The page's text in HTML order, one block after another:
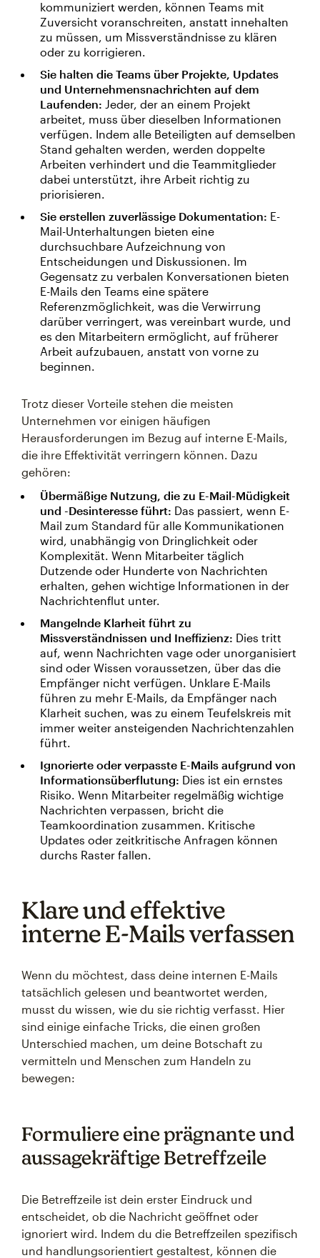
kommuniziert werden, können Teams mit
Zuversicht voranschreiten, anstatt innehalten
zu müssen, um Missverständnisse zu klären
oder zu korrigieren.
Sie halten die Teams über Projekte, Updates
und Unternehmensnachrichten auf dem
Laufenden: Jeder, der an einem Projekt
arbeitet, muss über dieselben Informationen
verfügen. Indem alle Beteiligten auf demselben
Stand gehalten werden, werden doppelte
Arbeiten verhindert und die Teammitglieder
dabei unterstützt, ihre Arbeit richtig zu
priorisieren.
Sie erstellen zuverlässige Dokumentation: E-
Mail-Unterhaltungen bieten eine
durchsuchbare Aufzeichnung von
Entscheidungen und Diskussionen. Im
Gegensatz zu verbalen Konversationen bieten
E-Mails den Teams eine spätere
Referenzmöglichkeit, was die Verwirrung
darüber verringert, was vereinbart wurde, und
es den Mitarbeitern ermöglicht, auf früherer
Arbeit aufzubauen, anstatt von vorne zu
beginnen.
Trotz dieser Vorteile stehen die meisten
Unternehmen vor einigen häufigen
Herausforderungen im Bezug auf interne E-Mails,
die ihre Effektivität verringern können. Dazu
gehören:
Übermäßige Nutzung, die zu E-Mail-Müdigkeit
und -Desinteresse führt: Das passiert, wenn E-
Mail zum Standard für alle Kommunikationen
wird, unabhängig von Dringlichkeit oder
Komplexität. Wenn Mitarbeiter täglich
Dutzende oder Hunderte von Nachrichten
erhalten, gehen wichtige Informationen in der
Nachrichtenflut unter.
Mangelnde Klarheit führt zu
Missverständnissen und Ineffizienz: Dies tritt
auf, wenn Nachrichten vage oder unorganisiert
sind oder Wissen voraussetzen, über das die
Empfänger nicht verfügen. Unklare E-Mails
führen zu mehr E-Mails, da Empfänger nach
Klarheit suchen, was zu einem Teufelskreis mit
immer weiter ansteigenden Nachrichtenzahlen
führt.
Ignorierte oder verpasste E-Mails aufgrund von
Informationsüberflutung: Dies ist ein ernstes
Risiko. Wenn Mitarbeiter regelmäßig wichtige
Nachrichten verpassen, bricht die
Teamkoordination zusammen. Kritische
Updates oder zeitkritische Anfragen können
durchs Raster fallen.
Klare und effektive
interne E-Mails verfassen
Wenn du möchtest, dass deine internen E-Mails
tatsächlich gelesen und beantwortet werden,
musst du wissen, wie du sie richtig verfasst. Hier
sind einige einfache Tricks, die einen großen
Unterschied machen, um deine Botschaft zu
vermitteln und Menschen zum Handeln zu
bewegen:
Formuliere eine prägnante und
aussagekräftige Betreffzeile
Die Betreffzeile ist dein erster Eindruck und
entscheidet, ob die Nachricht geöffnet oder
ignoriert wird. Indem du die Betreffzeilen spezifisch
und handlungsorientiert gestaltest, können die